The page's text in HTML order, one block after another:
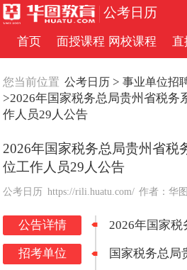
公考日历
首页 面授课程 网校课程 直
您当前位置 公考日历> 事业单位招
>2026年国家税务总局贵州省税务
作人员29人公告
2026年国家税务总局贵州省税
位工作人员29人公告
公考日历 https://rili.huatu.com/ 作者：华
公告详情
招考单位 国家税务总局